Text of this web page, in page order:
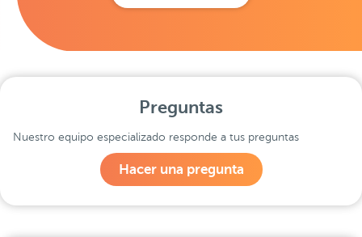
Preguntas
Nuestro equipo especializado responde a tus preguntas
Hacer una pregunta